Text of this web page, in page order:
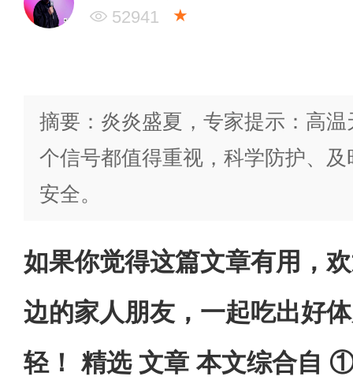
52941 ★
摘要：炎炎盛夏，专家提示：高
个信号都值得重视，科学防护、及
安全。
如果你觉得这篇文章有用，
边的家人朋友，一起吃出好
轻！ 精选 文章 本文综合自